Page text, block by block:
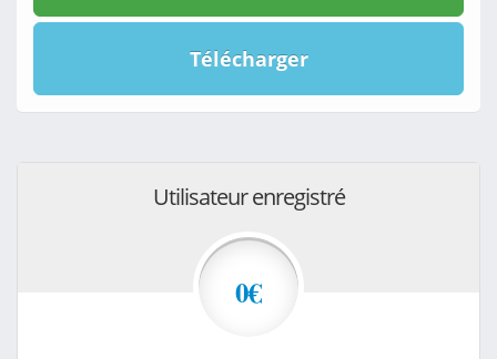
Télécharger
Utilisateur enregistré
0€